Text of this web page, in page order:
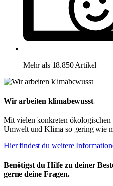
Mehr als 18.850 Artikel
Wir arbeiten klimabewusst.
Mit vielen konkreten ökologischen
Umwelt und Klima so gering wie
Hier findest du weitere
Benötigst du Hilfe zu deiner
gerne deine Fragen.